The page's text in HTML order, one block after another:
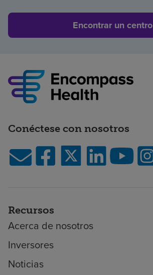
Encontrar un centro
Conéctese con nosotros
Recursos
Acerca de nosotros
Inversores
Noticias